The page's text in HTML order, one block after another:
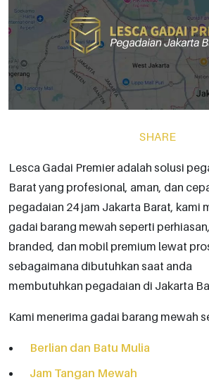
SHARE
Lesca Gadai Premier adalah solusi
Barat yang profesional, aman, dan
pegadaian 24 jam Jakarta Barat, kami
gadai barang mewah seperti
branded, dan mobil premium lewat
sebagaimana dibutuhkan saat anda
membutuhkan pegadaian di Jakarta
Kami menerima gadai barang mewah
Berlian dan Batu Mulia
Jam Tangan Mewah